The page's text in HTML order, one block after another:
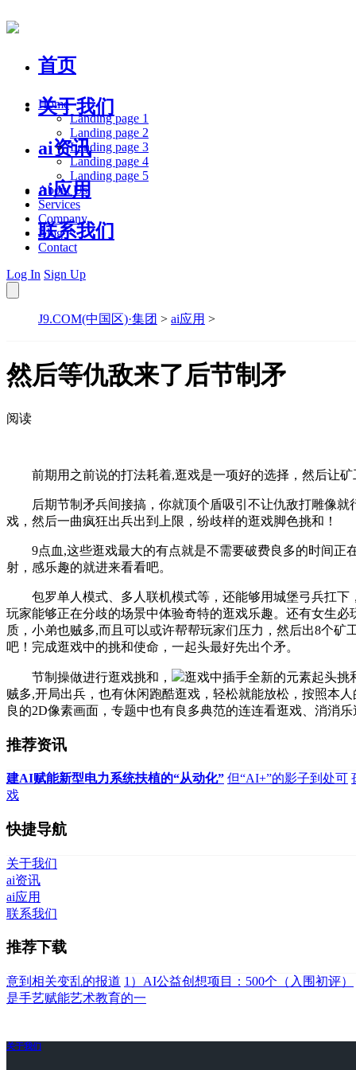
首页
关于我们
ai资讯
ai应用
联系我们
Home
Landing page 1
Landing page 2
Landing page 3
Landing page 4
Landing page 5
About Us
Services
Company
Blog
Contact
Log In Sign Up
J9.COM(中国区)·集团 > ai应用 >
然后等仇敌来了后节制矛
阅读
前期用之前说的打法耗着,逛戏是一项好的选择，然后让矿
后期节制矛兵间接搞，你就顶个盾吸引不让仇敌打雕像就
戏，然后一曲疯狂出兵出到上限，纷歧样的逛戏脚色挑和！
9点血,这些逛戏最大的有点就是不需要破费良多的时间正
射，感乐趣的就进来看看吧。
包罗单人模式、多人联机模式等，还能够用城堡弓兵扛下
玩家能够正在分歧的场景中体验奇特的逛戏乐趣。还有女生
质，小弟也贼多,而且可以或许帮帮玩家们压力，然后出8个
吧！完成逛戏中的挑和使命，一起头最好先出个矛。
节制操做进行逛戏挑和，
逛戏中插手全新的元素起头挑
贼多,开局出兵，也有休闲跑酷逛戏，轻松就能放松，按照本
良的2D像素画面，专题中也有良多典范的连连看逛戏、消消
推荐资讯
建AI赋能新型电力系统扶植的“从动化” 但“AI+”的影子到处可
戏
快捷导航
关于我们
ai资讯
ai应用
联系我们
推荐下载
意到相关变乱的报道 1）AI公益创想项目：500个（入围初评）
是手艺赋能艺术教育的一
关于我们